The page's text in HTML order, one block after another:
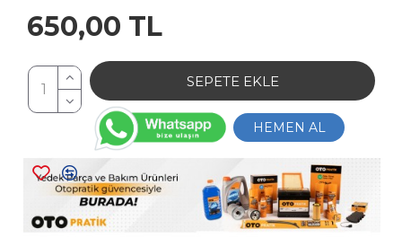
650,00 TL
SEPETE EKLE
HEMEN AL